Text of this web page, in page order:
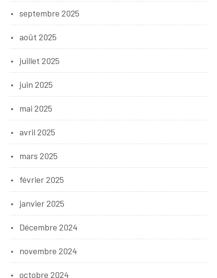
septembre 2025
août 2025
juillet 2025
juin 2025
mai 2025
avril 2025
mars 2025
février 2025
janvier 2025
Décembre 2024
novembre 2024
octobre 2024